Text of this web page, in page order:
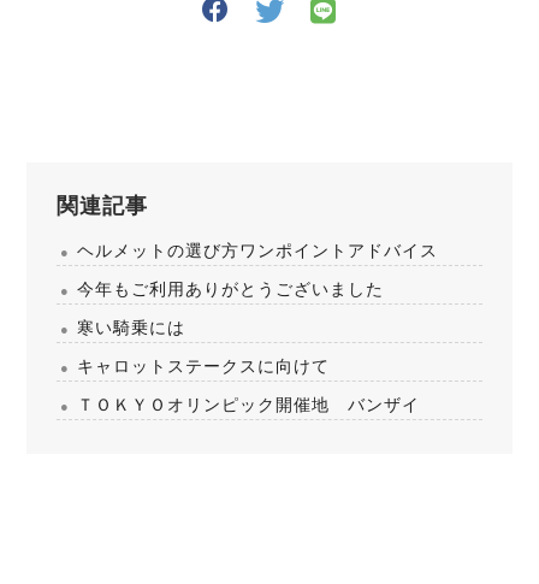
関連記事
ヘルメットの選び方ワンポイントアドバイス
今年もご利用ありがとうございました
寒い騎乗には
キャロットステークスに向けて
ＴＯＫＹＯオリンピック開催地 バンザイ